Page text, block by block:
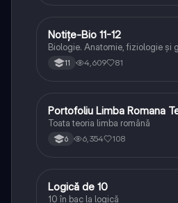
Biologie
Notițe-Bio 11-12
Biologie. Anatomie, fiziologie și
11 4,609 81
Limba și literatura română
Portofoliu Limba Romana
Toata teoria limba română
6 6,354 108
Logică
Logică de 10
10 în bac la logică